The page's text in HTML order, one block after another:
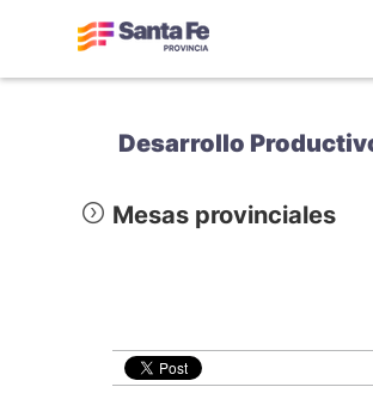
Desarrollo
Mesas provinciales